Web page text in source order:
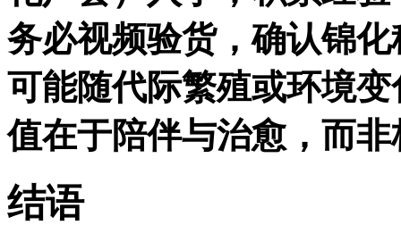
务必视频验货，确认锦
可能随代际繁殖或环境
值在于陪伴与治愈，而
结语